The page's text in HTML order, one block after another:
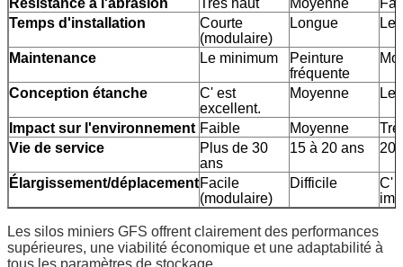
Temps d'installation
Courte
(modulaire)
Longue Le
Maintenance Le minimum
Peinture
fréquente
Conception étanche
C' est
excellent.
Moyenne
Impact sur l'environnement Faible Moyenne
Vie de service
Plus de 30
ans
15 à 20 ans 20
Élargissement/déplacementFacile
(modulaire)
Difficile
C'
Les silos miniers GFS offrent clairement des performances
supérieures, une viabilité économique et une adaptabilité à
tous les paramètres de stockage.